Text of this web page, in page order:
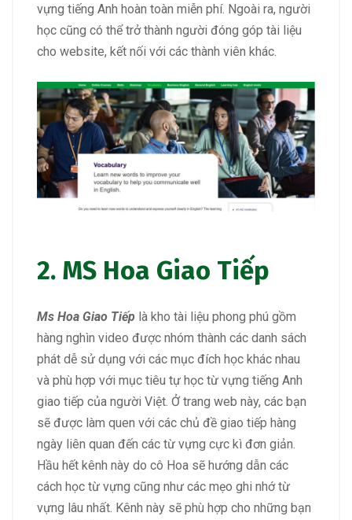
vựng tiếng Anh hoàn toàn miễn phí. Ngoài ra, người
học cũng có thể trở thành người đóng góp tài liệu
cho website, kết nối với các thành viên khác.
2. MS Hoa Giao Tiếp
Ms Hoa Giao Tiếp là kho tài liệu phong phú gồm
hàng nghìn video được nhóm thành các danh sách
phát dễ sử dụng với các mục đích học khác nhau
và phù hợp với mục tiêu tự học từ vựng tiếng Anh
giao tiếp của người Việt. Ở trang web này, các bạn
sẽ được làm quen với các chủ đề giao tiếp hàng
ngày liên quan đến các từ vựng cực kì đơn giản.
Hầu hết kênh này do cô Hoa sẽ hướng dẫn các
cách học từ vựng cũng như các mẹo ghi nhớ từ
vựng lâu nhất. Kênh này sẽ phù hợp cho những bạn